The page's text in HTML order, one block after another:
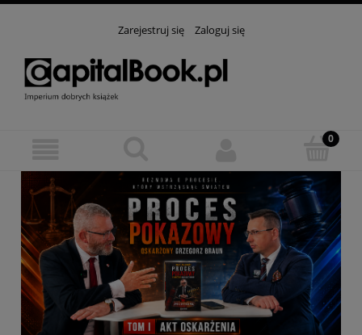
Zarejestruj się Zaloguj się